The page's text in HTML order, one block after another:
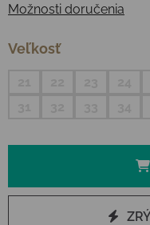
Možnosti doručenia
Veľkosť